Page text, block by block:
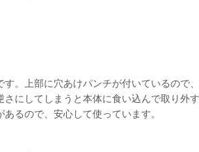
。上部に穴あけパンチが付いているので、
にしてしまうと本体に食い込んで取り外す
るので、安心して使っています。